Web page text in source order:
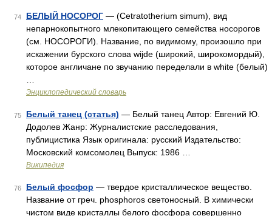
74 БЕЛЫЙ НОСОРОГ — (Cetratotherium simum), вид
непарнокопытного млекопитающего семейства носорогов
(см. НОСОРОГИ). Название, по видимому, произошло при
искажении бурского слова wijde (широкий, широкомордый),
которое англичане по звучанию переделали в white (белый)
Энциклопедический словарь
75 Белый танец (статья) — Белый танец Автор: Евгений Ю.
Додолев Жанр: Журналистские расследования,
публицистика Язык оригинала: русский Издательство:
Московский комсомолец Выпуск: 1986 …
Википедия
76 Белый фосфор — твердое кристаллическое вещество.
Название от греч. phosphoros светоносный. В химически
чистом виде кристаллы белого фосфора совершенно